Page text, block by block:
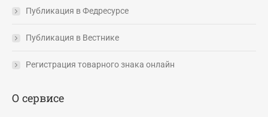
Публикация в Федресурсе
Публикация в Вестнике
Регистрация товарного знака онлайн
О сервисе